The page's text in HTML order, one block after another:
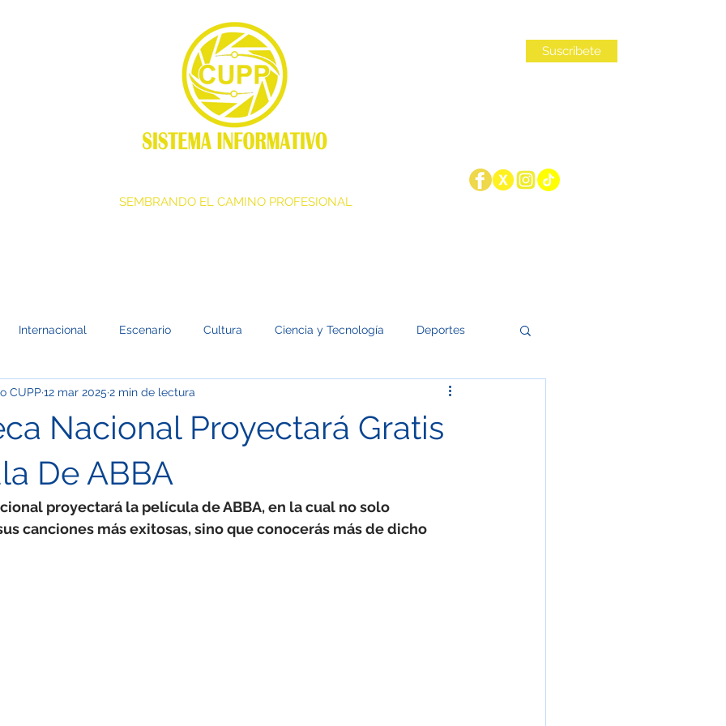
Suscribete
SEMBRANDO EL CAMINO PROFESIONAL
Internacional Escenario Cultura Ciencia y Tecnología Deportes
Info Cupp Oficios y talachas urbanas Fenómeno natural
Festivales y desfiles
Especial / Museos Jóvenes Ciudad de México Crónica
Nacional Proyectará Gratis
De ABBA
CUPP12 mar 2025 2 min de lectura
proyectará la película de ABBA, en la cual no solo
canciones más exitosas, sino que conocerás más de dicho